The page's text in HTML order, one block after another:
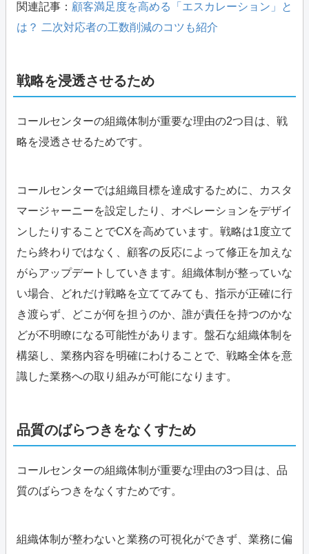
関連記事： 顧客満足度を高める「エスカレーション」と
は？ 二次対応者の工数削減のコツも紹介
戦略を浸透させるため
コールセンターの組織体制が重要な理由の2つ目は、戦
略を浸透させるためです。
コールセンターでは組織目標を達成するために、カスタ
マージャーニーを設定したり、オペレーションをデザイ
ンしたりすることでCXを高めています。戦略は1度立て
たら終わりではなく、顧客の反応によって修正を加えな
がらアップデートしていきます。組織体制が整っていな
い場合、どれだけ戦略を立ててみても、指示が正確に行
き渡らず、どこが何を担うのか、誰が責任を持つのかな
どが不明瞭になる可能性があります。盤石な組織体制を
構築し、業務内容を明確にわけることで、戦略全体を意
識した業務への取り組みが可能になります。
品質のばらつきをなくすため
コールセンターの組織体制が重要な理由の3つ目は、品
質のばらつきをなくすためです。
組織体制が整わないと業務の可視化ができず、業務に偏